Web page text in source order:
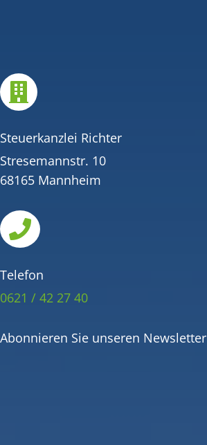

Steuerkanzlei Richter
Stresemannstr. 10
68165 Mannheim

Telefon
0621 / 42 27 40
Abonnieren Sie unseren Newsletter